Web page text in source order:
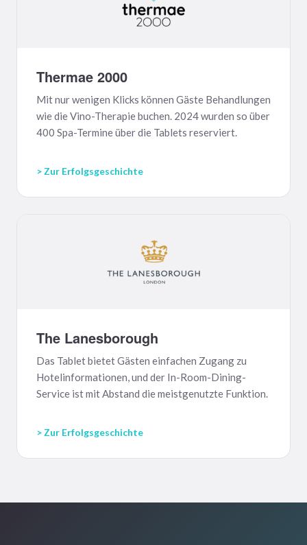
Thermae 2000
Mit nur wenigen Klicks können Gäste Behandlungen
wie die Vino-Therapie buchen. 2024 wurden so über
400 Spa-Termine über die Tablets reserviert.
> Zur Erfolgsgeschichte
The Lanesborough
Das Tablet bietet Gästen einfachen Zugang zu
Hotelinformationen, und der In-Room-Dining-
Service ist mit Abstand die meistgenutzte Funktion.
> Zur Erfolgsgeschichte